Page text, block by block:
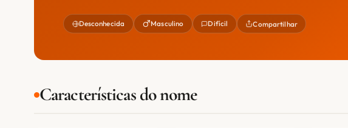
Desconhecida Masculino Difícil Compartilhar
Características do nome